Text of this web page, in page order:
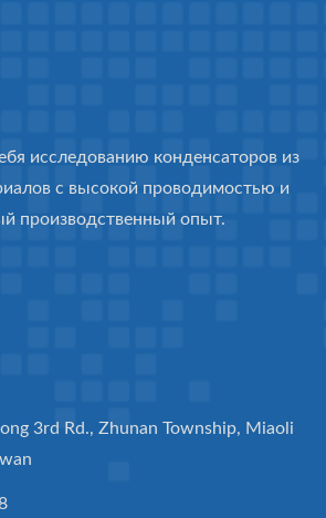
исследованию конденсаторов из
с высокой проводимостью и
производственный опыт.
3rd Rd., Zhunan Township, Miaoli